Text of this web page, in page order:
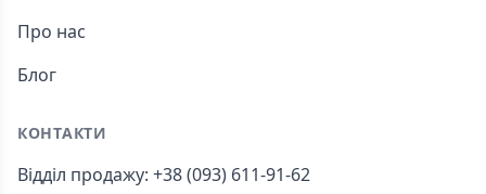
Про нас
Блог
КОНТАКТИ
Відділ продажу: +38 (093) 611-91-62